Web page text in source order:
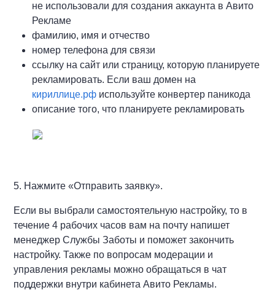
не использовали для создания аккаунта в Авито
Рекламе
фамилию, имя и отчество
номер телефона для связи
ссылку на сайт или страницу, которую планируете
рекламировать. Если ваш домен на
кириллице.рф используйте конвертер паникода
описание того, что планируете рекламировать
5. Нажмите «Отправить заявку».
Если вы выбрали самостоятельную настройку, то в
течение 4 рабочих часов вам на почту напишет
менеджер Службы Заботы и поможет закончить
настройку. Также по вопросам модерации и
управления рекламы можно обращаться в чат
поддержки внутри кабинета Авито Рекламы.